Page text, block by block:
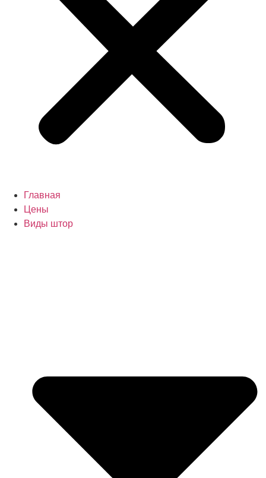
Главная
Цены
Виды штор